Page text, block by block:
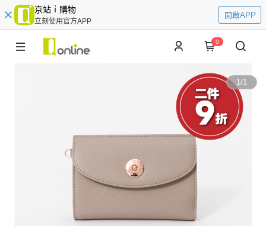
京站ｉ購物
立刻使用官方APP
開啟APP
0
1/1